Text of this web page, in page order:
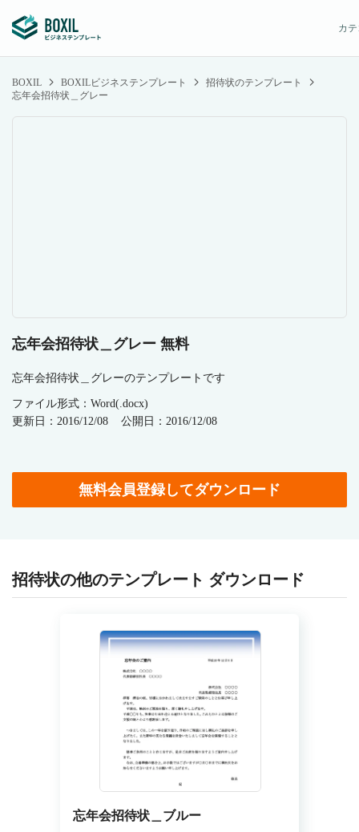
カ
BOXIL BOXILビジネステンプレート
招待状のテンプレート
忘年会招待状＿グレー
忘年会招待状＿グレー 無料
忘年会招待状＿グレーのテンプレートです
ファイル形式：Word(.docx)
更新日：2016/12/08
公開日：2016/12/08
無料会員登録してダウンロード
招待状の他のテンプレート ダウンロード
忘年会招待状＿ブルー